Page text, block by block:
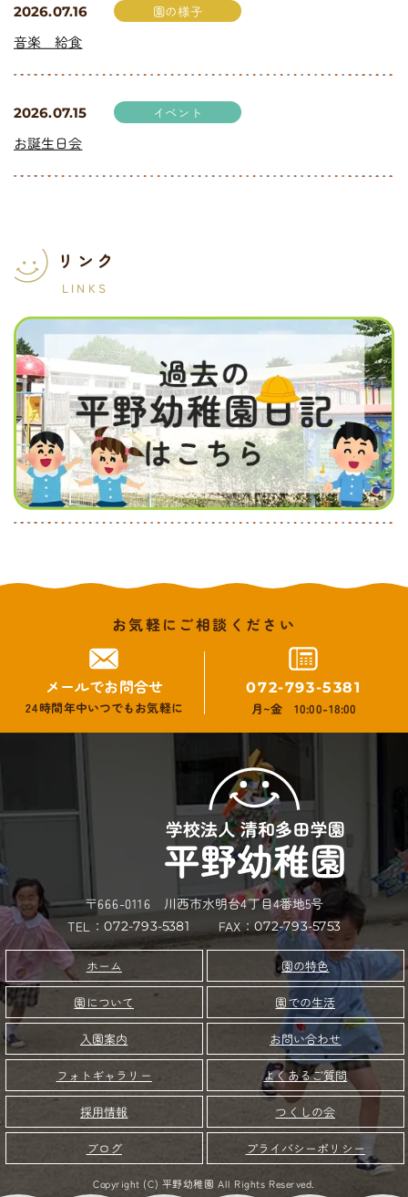
2026.07.16 園の様子
音楽 給食
2026.07.15 イベント
お誕生日会
リンク
LINKS
お気軽にご相談ください
メールでお問合せ
24時間年中いつでもお気軽に
072-793-5381
月~金 10:00-18:00
〒666-0116 川西市水明台4丁目4番地5号
TEL：072-793-5381 FAX： 072-793-5753
ホーム 園の特色
園について 園での生活
入園案内 お問い合わせ
フォトギャラリー よくあるご質問
採用情報 つくしの会
ブログ プライバシーポリシー
Copyright (C) 平野幼稚園 All Rights Reserved.